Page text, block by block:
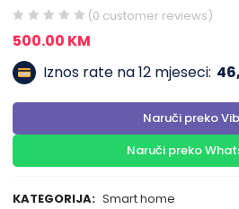
(0 customer reviews)
500.00 KM
Iznos rate na 12 mjeseci:
Naruči preko
Naruči preko
KATEGORIJA: Smart home